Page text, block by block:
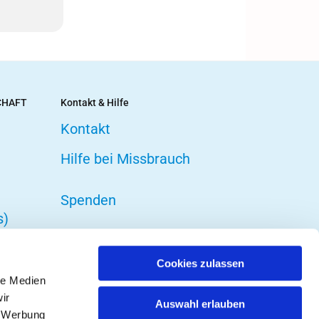
Medien
Cookies zulassen
Auswahl erlauben
Kontakt & Hilfe
Kontakt
Hilfe bei Missbrauch
Spenden